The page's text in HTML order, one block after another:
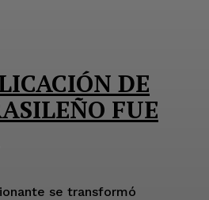
DE
FUE
se transformó